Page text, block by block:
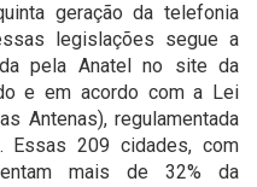
geração da telefonia
legislações segue a
pela Anatel no site da
e em acordo com a Lei
Antenas), regulamentada
. Essas 209 cidades, com
mais de 32% da